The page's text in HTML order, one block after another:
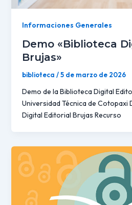
Informaciones Generales
Demo «Biblioteca
Brujas»
biblioteca /5 de marzo de 2026
Demo de la Biblioteca Digital
Universidad Técnica de Cotopaxi
Digital Editorial Brujas Recurso